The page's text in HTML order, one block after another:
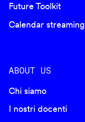
Future Toolkit
Calendar streaming
ABOUT US
Chi siamo
I nostri docenti